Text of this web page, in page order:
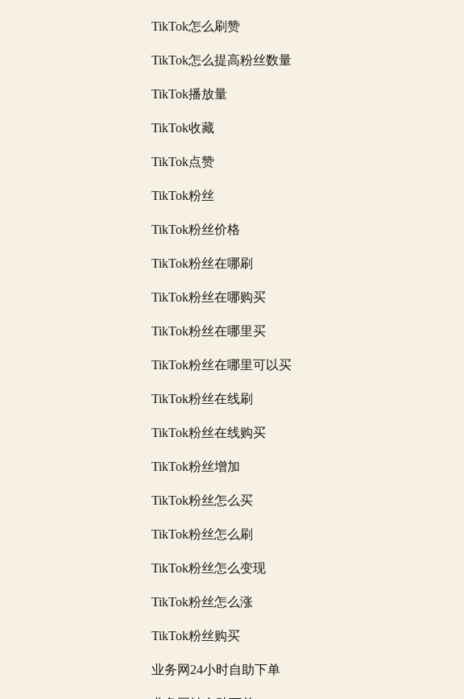
TikTok怎么刷赞
TikTok怎么提高粉丝数量
TikTok播放量
TikTok收藏
TikTok点赞
TikTok粉丝
TikTok粉丝价格
TikTok粉丝在哪刷
TikTok粉丝在哪购买
TikTok粉丝在哪里买
TikTok粉丝在哪里可以买
TikTok粉丝在线刷
TikTok粉丝在线购买
TikTok粉丝增加
TikTok粉丝怎么买
TikTok粉丝怎么刷
TikTok粉丝怎么变现
TikTok粉丝怎么涨
TikTok粉丝购买
业务网24小时自助下单